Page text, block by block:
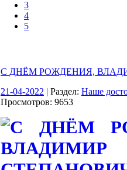
3
4
5
С ДНЁМ РОЖДЕНИЯ,
21-04-2022 | Раздел: Наше
Просмотров: 9653